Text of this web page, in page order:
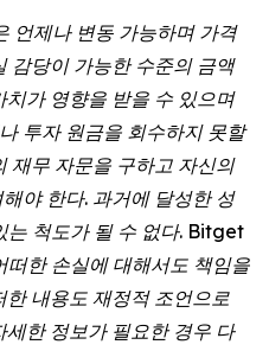
언제나 변동 가능하며 가격
감당이 가능한 수준의 금액
치가 영향을 받을 수 있으며
투자 원금을 회수하지 못할
재무 자문을 구하고 자신의
야 한다. 과거에 달성한 성
는 척도가 될 수 없다. Bitget
떠한 손실에 대해서도 책임을
내용도 재정적 조언으로
한 정보가 필요한 경우 다